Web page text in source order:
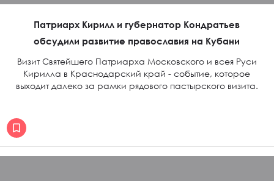
Патриарх Кирилл и губернатор Кондратьев
обсудили развитие православия на Кубани
Визит Святейшего Патриарха Московского и всея Руси
Кирилла в Краснодарский край - событие, которое
выходит далеко за рамки рядового пастырского визита.